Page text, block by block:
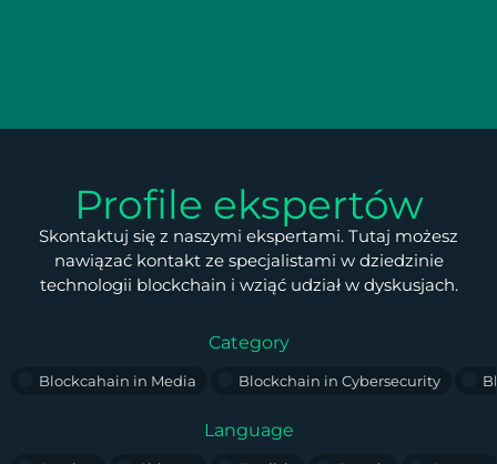
Profile ekspertów
Skontaktuj się z naszymi ekspertami. Tutaj możesz
nawiązać kontakt ze specjalistami w dziedzinie
technologii blockchain i wziąć udział w dyskusjach.
Category
Blockcahain in Media Blockchain in Cybersecurity
Language